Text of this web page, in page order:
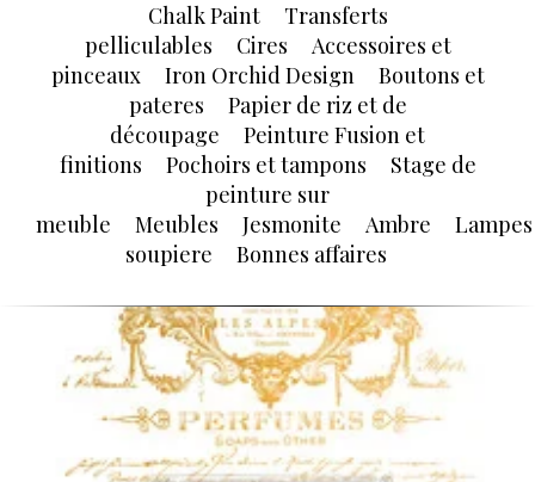
Chalk Paint
Transferts
pelliculables
Cires
Accessoires et
pinceaux
Iron Orchid Design
Boutons et
pateres
Papier de riz et de
découpage
Peinture Fusion et
finitions
Pochoirs et tampons
Stage de
peinture sur
meuble
Meubles Jesmonite Ambre
Lampes
soupiere
Bonnes affaires